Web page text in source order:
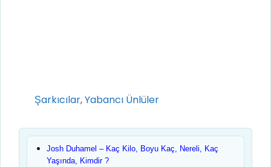
Kategoriler
Şarkıcılar,Yabancı Ünlüler
Josh Duhamel – Kaç Kilo, Boyu Kaç, Nereli, Kaç
Yaşında, Kimdir ?